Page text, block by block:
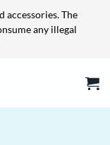
accessories. The
any illegal